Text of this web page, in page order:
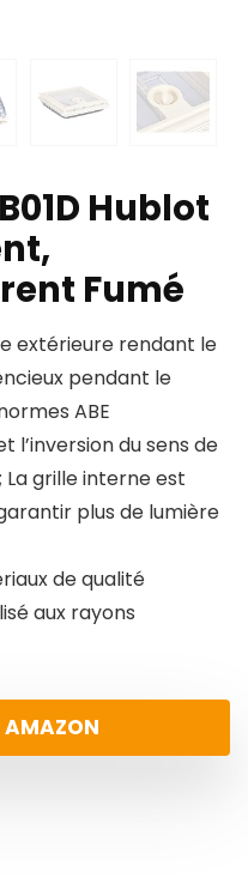
Hublot
Fumé
extérieure rendant le
pendant le
ABE
l’inversion du sens de
La grille interne est
plus de lumière
de qualité
aux rayons
AMAZON